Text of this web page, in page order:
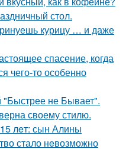
стол.
курицу … и даже
спасение, когда
чего-то особенно
"Быстрее не Бывает".
своему стилю.
лeт: сын Алины
стало нeвозможно